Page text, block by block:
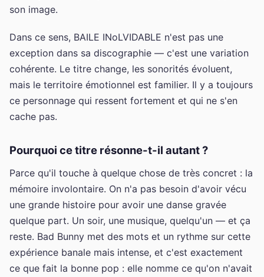
son image.
Dans ce sens, BAILE INoLVIDABLE n'est pas une
exception dans sa discographie — c'est une variation
cohérente. Le titre change, les sonorités évoluent,
mais le territoire émotionnel est familier. Il y a toujours
ce personnage qui ressent fortement et qui ne s'en
cache pas.
Pourquoi ce titre résonne-t-il autant ?
Parce qu'il touche à quelque chose de très concret : la
mémoire involontaire. On n'a pas besoin d'avoir vécu
une grande histoire pour avoir une danse gravée
quelque part. Un soir, une musique, quelqu'un — et ça
reste. Bad Bunny met des mots et un rythme sur cette
expérience banale mais intense, et c'est exactement
ce que fait la bonne pop : elle nomme ce qu'on n'avait